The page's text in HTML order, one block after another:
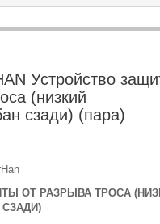
Устройство
(низкий
сзади) (пара)
ОТ РАЗРЫВА ТРОСА
менеджер